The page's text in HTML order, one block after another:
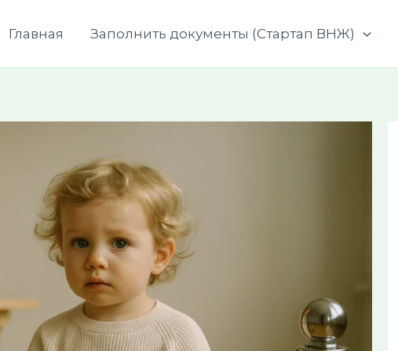
Главная Заполнить документы (Стартап ВНЖ)